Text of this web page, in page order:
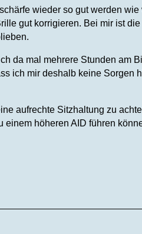
wieder so gut werden
gut korrigieren. Bei mir ist
da mal mehrere Stunden am
ich mir deshalb keine Sorgen
aufrechte Sitzhaltung zu
höheren AID führen